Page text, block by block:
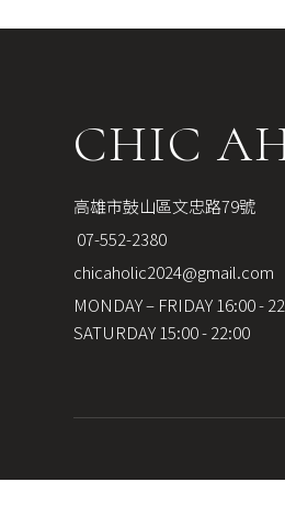
CHIC
高雄市鼓山區文忠路79號
07-552-2380
chicaholic2024@gmail.com
MONDAY – FRIDAY 16:00 -
SATURDAY 15:00 - 22:00